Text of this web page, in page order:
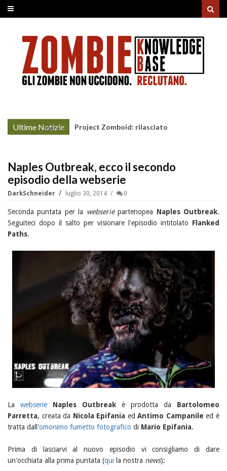
Ultime Notizie
More »
Project Zomboid: rilasciato
Naples Outbreak, ecco il secondo
episodio della webserie
DarkSchneider luglio 30, 2014 0
Seconda puntata per la webseriepartenopea Naples Outbreak.
Seguiteci dopo il salto per visionare l'episodio intitolato Flanked
Paths.
La webserie Naples Outbreak è prodotta da Bartolomeo
Parretta, creata da Nicola Epifania edAntimo Campanile ed è
tratta dall'omonimo fumetto fotografico di Mario Epifania.
Prima di lasciarvi al nuovo episodio vi consigliamo di dare
un'occhiata alla prima puntata (qui la nostra news):